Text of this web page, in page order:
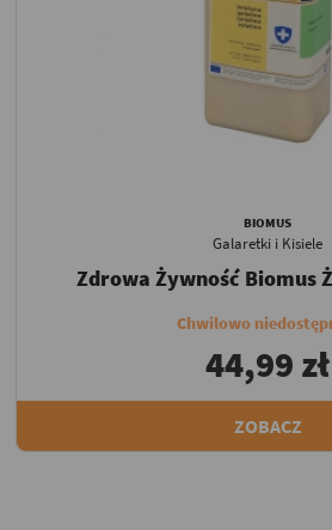
BIOMUS
Galaretki i Kisiele
Zdrowa Żywność Biomus
Chwilowo
44,99 zł
ZOBACZ